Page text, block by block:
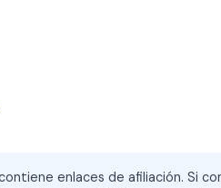
enlaces de afiliación. Si